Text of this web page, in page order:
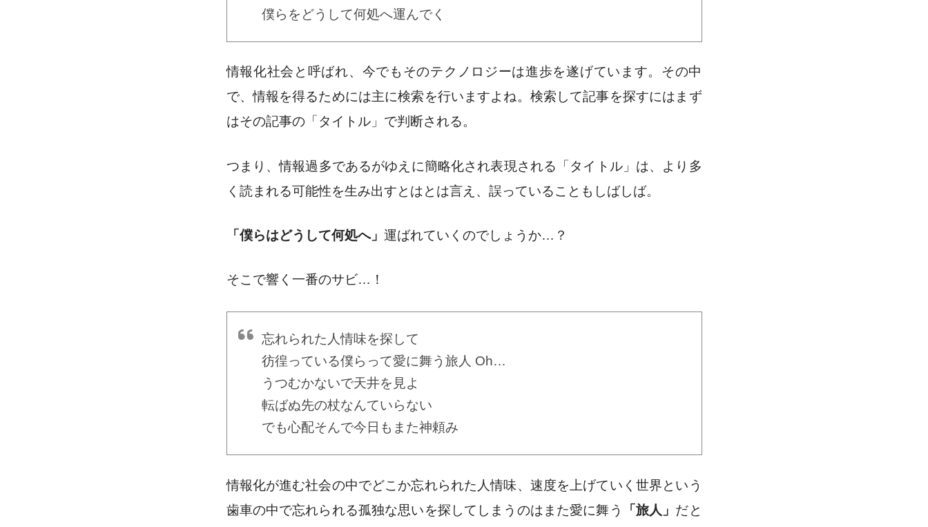
僕らをどうして何処へ運んでく
情報化社会と呼ばれ、今でもそのテクノロジーは進歩を遂げています。その中
で、情報を得るためには主に検索を行いますよね。検索して記事を探すにはまず
はその記事の「タイトル」で判断される。
つまり、情報過多であるがゆえに簡略化され表現される「タイトル」は、より多
く読まれる可能性を生み出すとはとは言え、誤っていることもしばしば。
「僕らはどうして何処へ」 運ばれていくのでしょうか…？
そこで響く一番のサビ…！
忘れられた人情味を探して
彷徨っている僕らって愛に舞う旅人 Oh…
うつむかないで天井を見よ
転ばぬ先の杖なんていらない
でも心配そんで今日もまた神頼み
情報化が進む社会の中でどこか忘れられた人情味、速度を上げていく世界という
歯車の中で忘れられる孤独な思いを探してしまうのはまた愛に舞う
「旅人」 だと